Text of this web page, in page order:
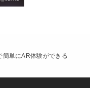
簡単にAR体験ができる